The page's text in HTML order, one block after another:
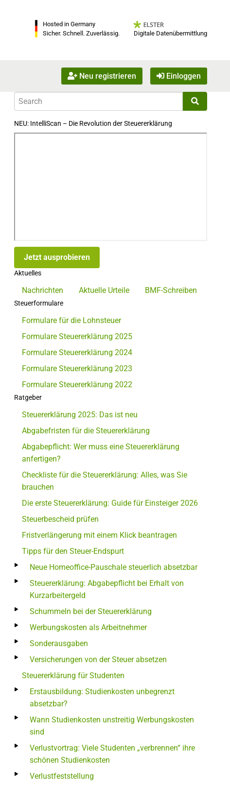
Hosted in Germany
Sicher. Schnell. Zuverlässig.
Digitale Datenübermittlung
Neu registrieren Einloggen
NEU: IntelliScan – Die Revolution der Steuererklärung
Jetzt ausprobieren
Aktuelles
Nachrichten Aktuelle Urteile BMF-Schreiben
Steuerformulare
Formulare für die Lohnsteuer
Formulare Steuererklärung 2025
Formulare Steuererklärung 2024
Formulare Steuererklärung 2023
Formulare Steuererklärung 2022
Ratgeber
Steuererklärung 2025: Das ist neu
Abgabefristen für die Steuererklärung
Abgabepflicht: Wer muss eine Steuererklärung
anfertigen?
Checkliste für die Steuererklärung: Alles, was Sie
brauchen
Die erste Steuererklärung: Guide für Einsteiger 2026
Steuerbescheid prüfen
Fristverlängerung mit einem Klick beantragen
Tipps für den Steuer-Endspurt
Neue Homeoffice-Pauschale steuerlich absetzbar
Steuererklärung: Abgabepflicht bei Erhalt von
Kurzarbeitergeld
Schummeln bei der Steuererklärung
Werbungskosten als Arbeitnehmer
Sonderausgaben
Versicherungen von der Steuer absetzen
Steuererklärung für Studenten
Erstausbildung: Studienkosten unbegrenzt
absetzbar?
Wann Studienkosten unstreitig Werbungskosten
sind
Verlustvortrag: Viele Studenten „verbrennen“ ihre
schönen Studienkosten
Verlustfeststellung